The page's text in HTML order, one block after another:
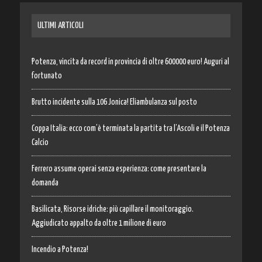
ULTIMI ARTICOLI
Potenza, vincita da record in provincia di oltre 600000 euro! Auguri al
fortunato
Brutto incidente sulla 106 Jonica! Eliambulanza sul posto
Coppa Italia: ecco com’è terminata la partita tra l’Ascoli e il Potenza
Calcio
Ferrero assume operai senza esperienza: come presentare la
domanda
Basilicata, Risorse idriche: più capillare il monitoraggio.
Aggiudicato appalto da oltre 1 milione di euro
Incendio a Potenza!